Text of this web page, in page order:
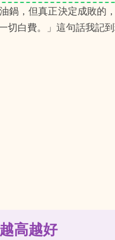
鍋，但真正決定成敗的
白費。」這句話我記到
高越好